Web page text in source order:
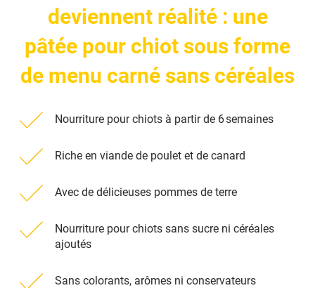
deviennent réalité : une
pâtée pour chiot sous forme
de menu carné sans céréales
Nourriture pour chiots à partir de 6 semaines
Riche en viande de poulet et de canard
Avec de délicieuses pommes de terre
Nourriture pour chiots sans sucre ni céréales
ajoutés
Sans colorants, arômes ni conservateurs